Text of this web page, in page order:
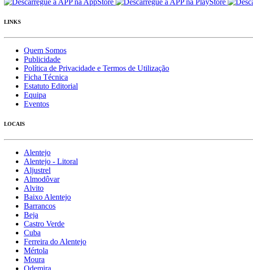
LINKS
Quem Somos
Publicidade
Política de Privacidade e Termos de Utilização
Ficha Técnica
Estatuto Editorial
Equipa
Eventos
LOCAIS
Alentejo
Alentejo - Litoral
Aljustrel
Almodôvar
Alvito
Baixo Alentejo
Barrancos
Beja
Castro Verde
Cuba
Ferreira do Alentejo
Mértola
Moura